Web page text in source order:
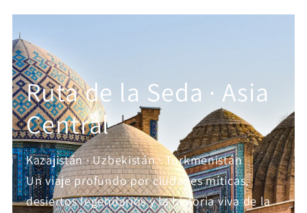
directamente
al contenido
Ruta de la Seda · Asia
Central
Kazajistán · Uzbekistán · Turkmenistán
Un viaje profundo por ciudades míticas,
desiertos legendarios y la historia viva de la